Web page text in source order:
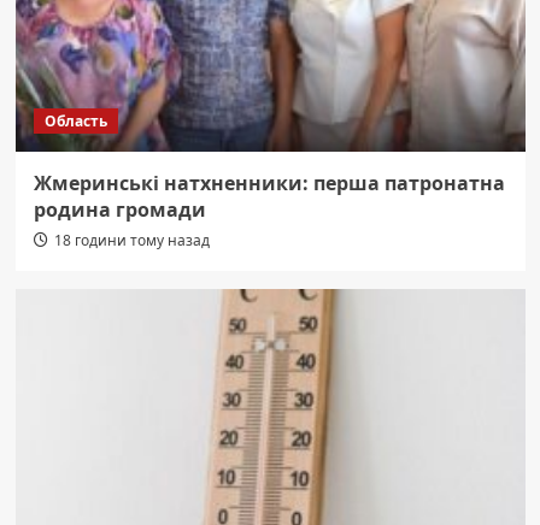
Область
Жмеринські натхненники: перша патронатна
родина громади
18 години тому назад